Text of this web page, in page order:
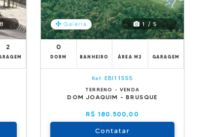
2
Galeria 1 / 5
0
DORM BANHEIRO ÁREA M2 GARAGEM
Ref. EBI11555
TERRENO - VENDA
DOM JOAQUIM - BRUSQUE
R$ 180.500,00
Contatar